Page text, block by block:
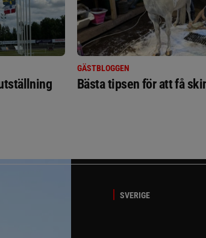
GÄSTBLOGGEN
Bästa tipsen för att få
SVERIGE